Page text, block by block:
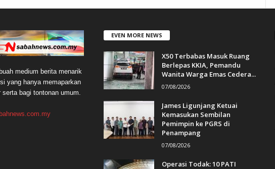
medium berita menarik
yang hanya memaparkan
serta bagi tontonan umum.
EVEN MORE NEWS
X50 Terbabas Masuk Ruang
Berlepas KKIA, Pemandu
Wanita Warga Emas Cedera...
07/08/2026
James Ligunjang Ketuai
Kemasukan Sembilan
Pemimpin ke PGRS di
Penampang
07/08/2026
Operasi Todak: 10 PATI